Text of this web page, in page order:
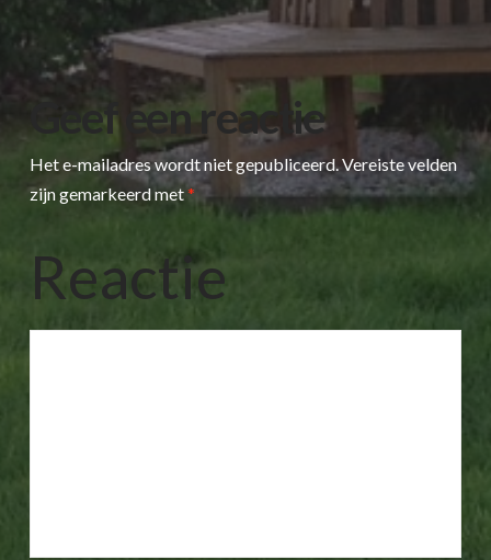
Geef een reactie
Het e-mailadres wordt niet gepubliceerd.Vereiste velden
zijn gemarkeerd met*
Reactie